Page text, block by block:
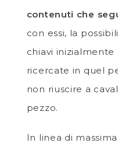
contenuti che
con essi, la
chiavi
ricercate in quel
non riuscire a
pezzo.
In linea di